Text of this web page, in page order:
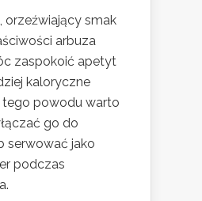
orzeźwiający smak
arbuza
zaspokoić apetyt
kaloryczne
tego powodu warto
go do
serwować jako
podczas